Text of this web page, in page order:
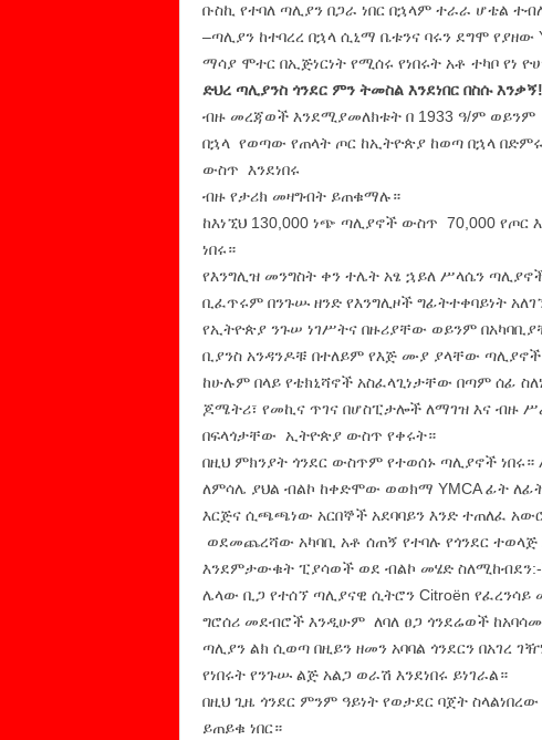
ቡስኪ የተባለ ጣሊያን በጋራ ነበር በኋላም ተራራ ሆቴል
–ጣሊያን ከተባረረ በኋላ ሲኒማ ቤቱንና ባሩን ደግሞ የያዘው
ማሳያ ሞተር በኢጅነርነት የሚሰሩ የነበሩት አቶ ተካቦ የነ
ድህረ ጣሊያንስ ጎንደር ምን ትመስል እንደነበር በስሱ እንቃኝ!
ብዙ መረጃወች እንደሚያመለክቱት በ 1933 ዓ/ም ወይንም
በኋላ የወጣው የጠላት ጦር ከኢትዮጵያ ከወጣ በኋላ
ውስጥ እንደነበሩ
ብዙ የታሪክ መዛግብት ይጠቁማሉ።
ከእነኚህ 130,000 ነጭ ጣሊያኖች ውስጥ
ነበሩ።
የእንግሊዝ መንግስት ቀን ተሌት አፄ ኋይለ ሥላሴን
ቢፈጥሩም በንጉሡ ዘንድ የእንግሊዞች ግፊትተቀባይነት
የኢትዮጵያ ንጉሠ ነገሥትና በዙሪያቸው ወይንም
ቢያንስ አንዳንዶቹ በተለይም የእጅ ሙያ ያላቸው
ከሁሉም በላይ የቴክኒሻኖች አስፈላጊነታቸው በጣም ሰፊ
ጆሜትሪ፣ የመኪና ጥገና በሆስፒታሎች ለማገዝ እና ብዙ
በፍላጎታቸው ኢትዮጵያ ውስጥ የቀሩት።
በዚህ ምክንያት ጎንደር ውስጥም የተወሰኑ ጣሊያኖች
ለምሳሌ ያህል ብልኮ ከቀድሞው ወወክማ YMCA ፊት
እርጅና ሲጫጫነው አርበኞች አደባባይን እንድ ተጠለፈ
ወደመጨረሻው አካባቢ አቶ ሰጠኝ የተባሉ የጎንደር ተወላጅ
እንደምታውቁት ፒያሳወች ወደ ብልኮ መሄድ
ሌላው ቢጋ የተሰኘ ጣሊያናዊ ሲትሮን Citroën
ግሮሰሪ መደብሮች እንዲሁም ለባለ ፀጋ ጎንደሬወች
ጣሊያን ልክ ሲወጣ በዚይን ዘመን አባባል ጎንደርን በአገረ
የነበሩት የንጉሡ ልጅ አልጋ ወራሽ እንደነበሩ ይነገራል።
በዚህ ጊዜ ጎንደር ምንም ዓይነት የወታደር ባጀት
ይጠይቁ ነበር።